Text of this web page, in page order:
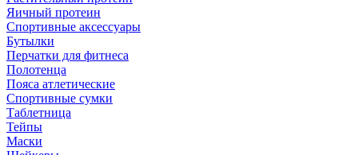
Яичный протеин
Спортивные аксессуары
Бутылки
Перчатки для фитнеса
Полотенца
Пояса атлетические
Спортивные сумки
Таблетница
Тейпы
Маски